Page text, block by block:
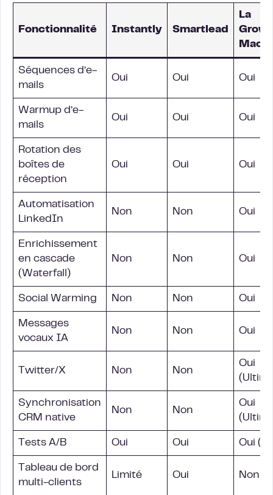
Fonctionnalité Instantly Smartlead
La
Séquences d’e-
mails
Oui Oui Oui
Warmup d’e-
mails
Oui Oui Oui
Rotation des
boîtes de
réception
Oui Oui Oui
Automatisation
LinkedIn
Non Non Oui
Enrichissement
en cascade
(Waterfall)
Non Non Oui
Social Warming Non Non Oui
Messages
vocaux IA
Non Non Oui
Twitter/X Non Non
Oui
Synchronisation
CRM native
Non Non
Oui
Tests A/B Oui Oui Oui
Tableau de bord
multi-clients
Limité Oui Non